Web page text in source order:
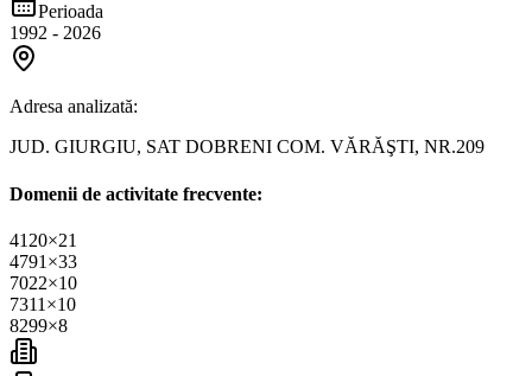
Perioada
1992 - 2026
Adresa analizată:
JUD. GIURGIU, SAT DOBRENI COM. VĂRĂŞTI, NR.209
Domenii de activitate frecvente:
4120×21
4791 ×33
7022×10
7311 ×10
8299×8